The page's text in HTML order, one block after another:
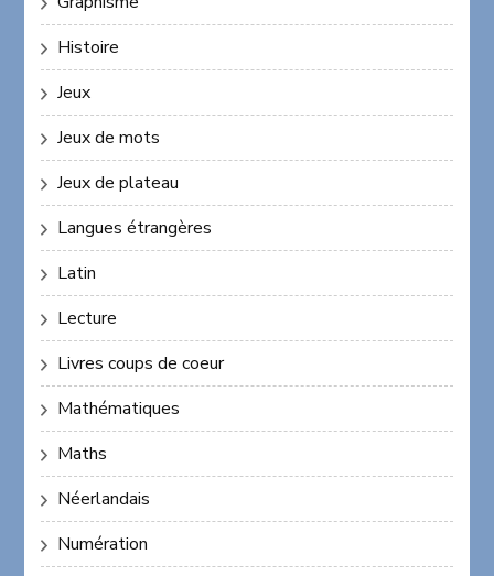
Histoire
Jeux
Jeux de mots
Jeux de plateau
Langues étrangères
Latin
Lecture
Livres coups de coeur
Mathématiques
Maths
Néerlandais
Numération